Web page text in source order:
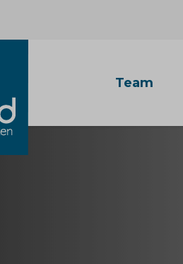
Team